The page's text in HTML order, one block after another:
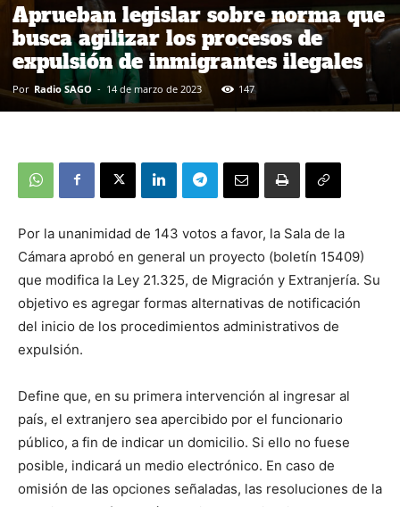
Aprueban legislar sobre norma que
busca agilizar los procesos de
expulsión de inmigrantes ilegales
Por Radio SAGO - 14 de marzo de 2023 147
Por la unanimidad de 143 votos a favor, la Sala de la
Cámara aprobó en general un proyecto (boletín 15409)
que modifica la Ley 21.325, de Migración y Extranjería. Su
objetivo es agregar formas alternativas de notificación
del inicio de los procedimientos administrativos de
expulsión.
Define que, en su primera intervención al ingresar al
país, el extranjero sea apercibido por el funcionario
público, a fin de indicar un domicilio. Si ello no fuese
posible, indicará un medio electrónico. En caso de
omisión de las opciones señaladas, las resoluciones de la